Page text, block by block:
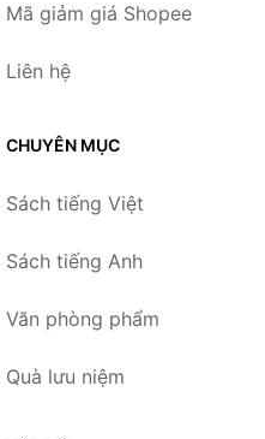
Mã giảm giá Shopee
Liên hệ
CHUYÊN MỤC
Sách tiếng Việt
Sách tiếng Anh
Văn phòng phẩm
Quà lưu niệm